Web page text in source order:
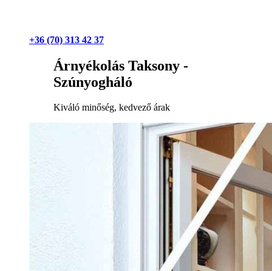
+36 (70) 313 42 37
Árnyékolás Taksony -
Szúnyogháló
Kiváló minőség, kedvező árak